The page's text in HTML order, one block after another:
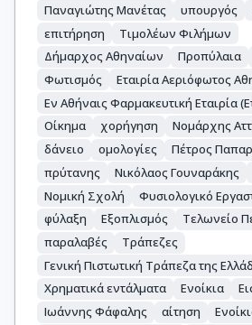
Παναγιώτης Μανέτας
υπουργός
επιτήρηση
Τιμολέων Φιλήμων
Δήμαρχος Αθηναίων
Προπύλαια
Φωτισμός
Εταιρία Αεριόφωτος
Εν Αθήναις Φαρμακευτική Εταιρία
Οίκημα
χορήγηση
Νομάρχης
δάνειο
ομολογίες
Πέτρος
πρύτανης
Νικόλαος Γουναράκης
Νομική Σχολή
Φυσιολογικό
φύλαξη
Εξοπλισμός
Τελωνείο
παραλαβές
Τράπεζες
Γενική Πιστωτική Τράπεζα της
Χρηματικά εντάλματα
Ενοίκια
Ιωάννης Φάφαλης
αίτηση